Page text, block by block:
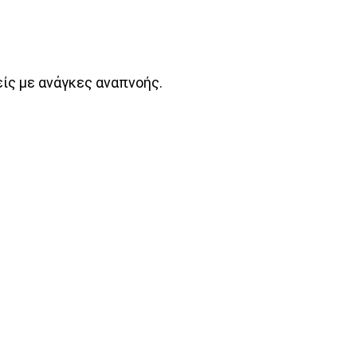
με ανάγκες αναπνοής.